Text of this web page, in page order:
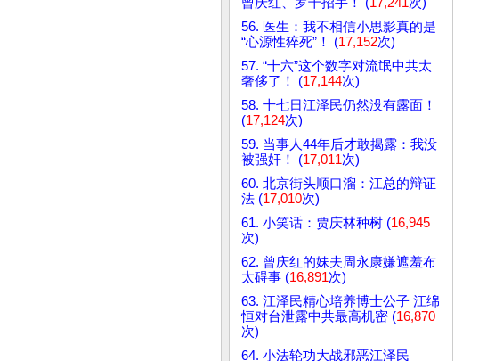
56. 医生：我不相信小思影真的是
“心源性猝死”！ (17,152次)
57. “十六”这个数字对流氓中共太
奢侈了！ (17,144次)
58. 十七日江泽民仍然没有露面！
(17,124次)
59. 当事人44年后才敢揭露：我没
被强奸！ (17,011次)
60. 北京街头顺口溜：江总的辩证
法 (17,010次)
61. 小笑话：贾庆林种树 (16,945
次)
62. 曾庆红的妹夫周永康嫌遮羞布
太碍事 (16,891次)
63. 江泽民精心培养博士公子 江绵
恒对台泄露中共最高机密 (16,870
次)
64. 小法轮功大战邪恶江泽民